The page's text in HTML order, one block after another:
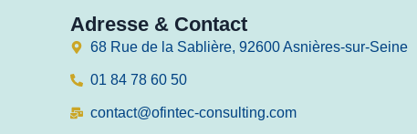
Adresse & Contact
68 Rue de la Sablière, 92600 Asnières-sur-Seine
01 84 78 60 50
contact@ofintec-consulting.com